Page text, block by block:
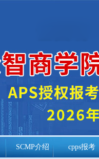
SCMP介绍 cpps报考